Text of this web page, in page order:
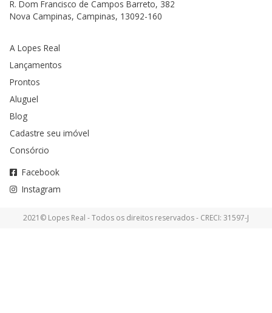
R. Dom Francisco de Campos Barreto, 382
Nova Campinas, Campinas, 13092-160
A Lopes Real
Lançamentos
Prontos
Aluguel
Blog
Cadastre seu imóvel
Consórcio
Facebook
Instagram
2021© Lopes Real - Todos os direitos reservados - CRECI: 31597-J